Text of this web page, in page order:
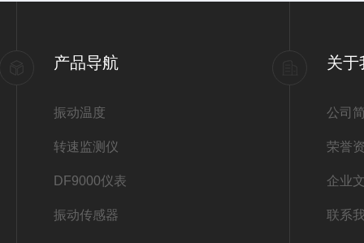
产品导航
振动温度
转速监测仪
DF9000仪表
振动传感器
关于
公司
荣誉
企业
联系